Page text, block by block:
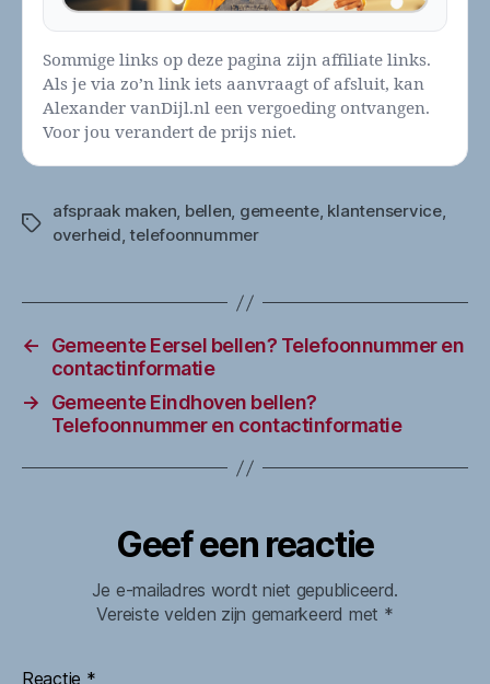
Sommige links op deze pagina zijn affiliate links.
Als je via zo’n link iets aanvraagt of afsluit, kan
Alexander vanDijl.nl een vergoeding ontvangen.
Voor jou verandert de prijs niet.
Tags
afspraak maken, bellen, gemeente, klantenservice,
overheid,telefoonnummer
←
Gemeente Eersel bellen? Telefoonnummer en
contactinformatie
→
Gemeente Eindhoven bellen?
Telefoonnummer en contactinformatie
Geef een reactie
Je e-mailadres wordt niet gepubliceerd.
Vereiste velden zijn gemarkeerd met *
Reactie *